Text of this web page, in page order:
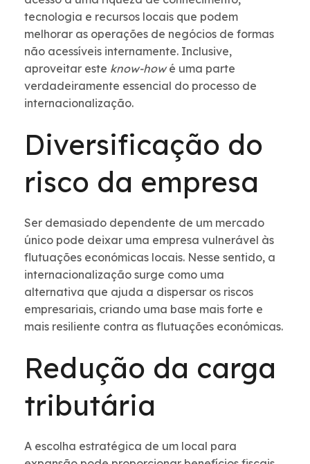
tecnologia e recursos locais que podem
melhorar as operações de negócios de formas
não acessíveis internamente. Inclusive,
aproveitar este know-howé uma parte
verdadeiramente essencial do processo de
internacionalização.
Diversificação do
risco da empresa
Ser demasiado dependente de um mercado
único pode deixar uma empresa vulnerável às
flutuações económicas locais. Nesse sentido, a
internacionalização surge como uma
alternativa que ajuda a dispersar os riscos
empresariais, criando uma base mais forte e
mais resiliente contra as flutuações económicas.
Redução da carga
tributária
A escolha estratégica de um local para